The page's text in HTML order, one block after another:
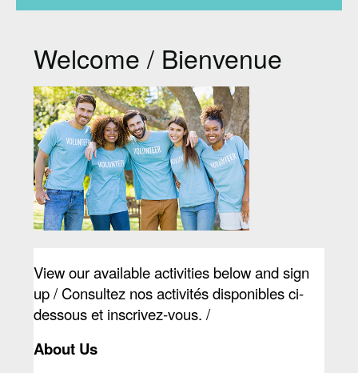
Welcome / Bienvenue
View our available activities below and sign
up / Consultez nos activités disponibles ci-
dessous et inscrivez-vous. /
About Us